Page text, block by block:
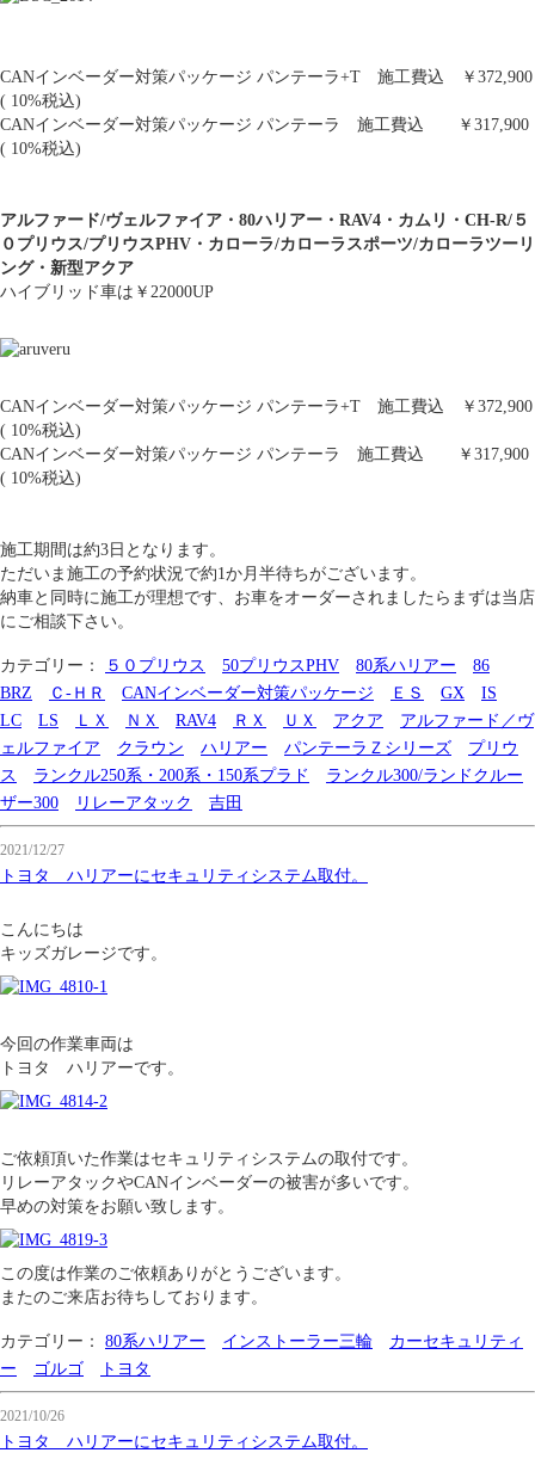
CANインベーダー対策パッケージ パンテーラ+T 施工費込 ￥372,900
( 10%税込)
CANインベーダー対策パッケージ パンテーラ 施工費込 ￥317,900
( 10%税込)
アルファード/ヴェルファイア・80ハリアー・RAV4・カムリ・ CH-R/５
０プリウス/プリウスPHV・カローラ/カローラスポーツ/カローラツーリ
ング・新型アクア
ハイブリッド車は￥22000UP
CANインベーダー対策パッケージ パンテーラ+T 施工費込 ￥372,900
( 10%税込)
CANインベーダー対策パッケージ パンテーラ 施工費込 ￥317,900
( 10%税込)
施工期間は約3日となります。
ただいま施工の予約状況で約1か月半待ちがございます。
納車と同時に施工が理想です、お車をオーダーされましたらまずは当店
にご相談下さい。
カテゴリー： ５０プリウス 50プリウスPHV 80系ハリアー
86
BRZ
Ｃ-ＨＲ CANインベーダー対策パッケージ ＥＳ GX
IS
LC
LS ＬＸ ＮＸ RAV4 ＲＸ ＵＸ アクア
アルファード／ヴ
ェルファイア
クラウン ハリアー パンテーラＺシリーズ
プリウ
ス
ランクル250系・200系・150系プラド
ランクル300/ランドクルー
ザー300
リレーアタック 吉田
2021/12/27
トヨタ ハリアーにセキュリティシステム取付。
こんにちは
キッズガレージです。
今回の作業車両は
トヨタ ハリアーです。
ご依頼頂いた作業はセキュリティシステムの取付です。
リレーアタックやCANインベーダーの被害が多いです。
早めの対策をお願い致します。
この度は作業のご依頼ありがとうございます。
またのご来店お待ちしております。
カテゴリー： 80系ハリアー インストーラー三輪
カーセキュリティ
ー
ゴルゴ トヨタ
2021/10/26
トヨタ ハリアーにセキュリティシステム取付。